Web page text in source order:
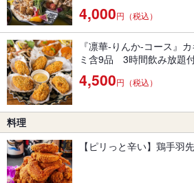
4,000円（税込）
『凛華-りんか-コース』
ミ含9品 3時間飲み放題
4,500円（税込）
料理
【ピリっと辛い】鶏手